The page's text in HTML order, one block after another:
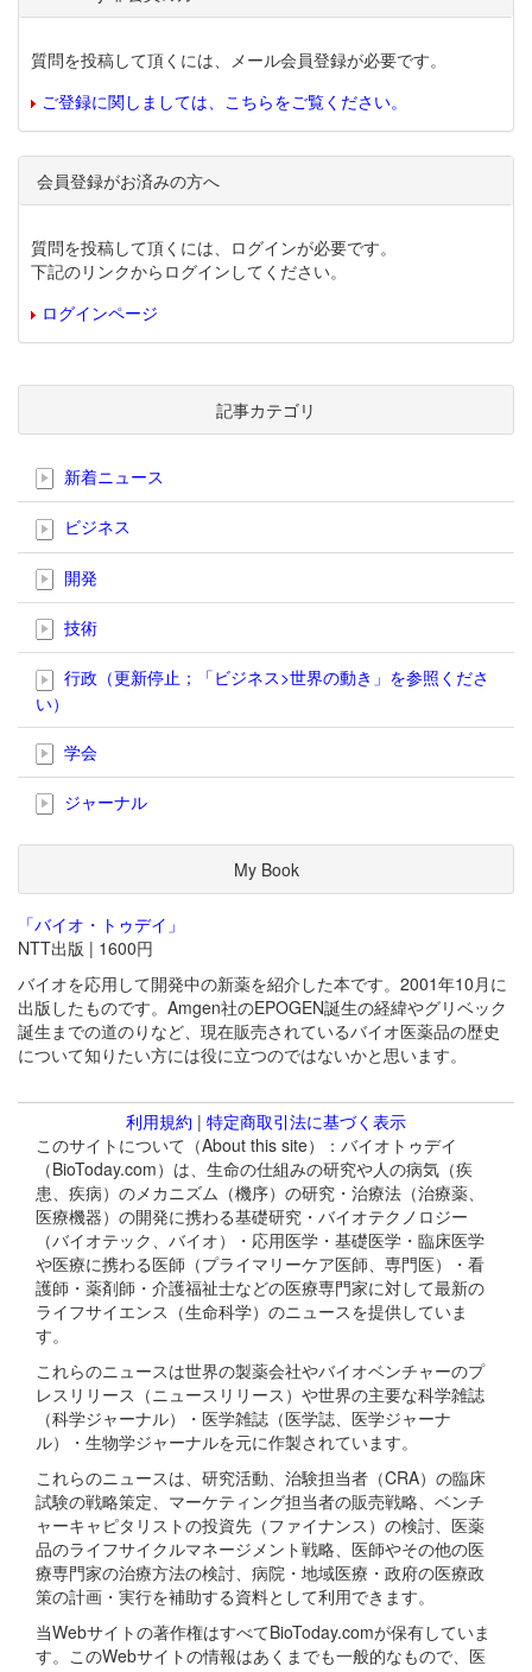
質問を投稿して頂くには、メール会員登録が必要です。
ご登録に関しましては、こちらをご覧ください。
会員登録がお済みの方へ
質問を投稿して頂くには、ログインが必要です。
下記のリンクからログインしてください。
ログインページ
記事カテゴリ
新着ニュース
ビジネス
開発
技術
行政（更新停止；「ビジネス>世界の動き」を参照くださ
い）
学会
ジャーナル
My Book
「バイオ・トゥデイ」
NTT出版 | 1600円
バイオを応用して開発中の新薬を紹介した本です。2001年10月に
出版したものです。Amgen社のEPOGEN誕生の経緯やグリベック
誕生までの道のりなど、現在販売されているバイオ医薬品の歴史
について知りたい方には役に立つのではないかと思います。
利用規約 | 特定商取引法に基づく表示
このサイトについて（About this site）：バイオトゥデイ
（BioToday.com）は、生命の仕組みの研究や人の病気（疾
患、疾病）のメカニズム（機序）の研究・治療法（治療薬、
医療機器）の開発に携わる基礎研究・バイオテクノロジー
（バイオテック、バイオ）・応用医学・基礎医学・臨床医学
や医療に携わる医師（プライマリーケア医師、専門医）・看
護師・薬剤師・介護福祉士などの医療専門家に対して最新の
ライフサイエンス（生命科学）のニュースを提供していま
す。
これらのニュースは世界の製薬会社やバイオベンチャーのプ
レスリリース（ニュースリリース）や世界の主要な科学雑誌
（科学ジャーナル）・医学雑誌（医学誌、医学ジャーナ
ル）・生物学ジャーナルを元に作製されています。
これらのニュースは、研究活動、治験担当者（CRA）の臨床
試験の戦略策定、マーケティング担当者の販売戦略、ベンチ
ャーキャピタリストの投資先（ファイナンス）の検討、医薬
品のライフサイクルマネージメント戦略、医師やその他の医
療専門家の治療方法の検討、病院・地域医療・政府の医療政
策の計画・実行を補助する資料として利用できます。
当Webサイトの著作権はすべてBioToday.comが保有していま
す。このWebサイトの情報はあくまでも一般的なもので、医